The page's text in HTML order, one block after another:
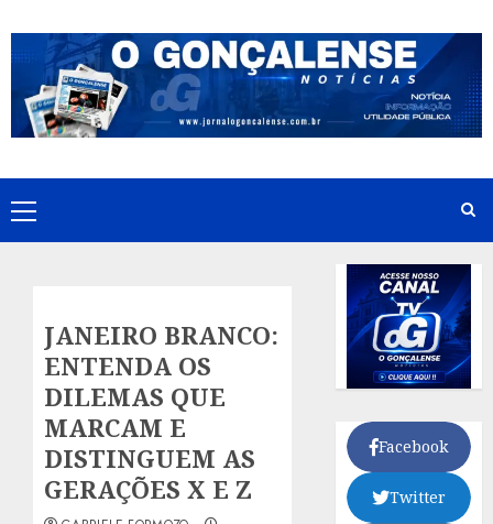
to
content
Primary
Menu
JANEIRO BRANCO:
ENTENDA OS
DILEMAS QUE
MARCAM E
DISTINGUEM AS
GERAÇÕES X E Z
Facebook
Twitter